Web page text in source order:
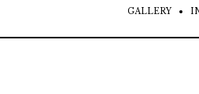
GALLERY